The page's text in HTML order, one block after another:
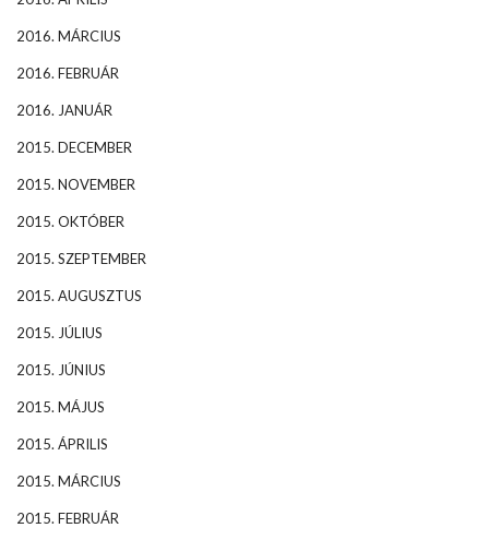
2016. MÁRCIUS
2016. FEBRUÁR
2016. JANUÁR
2015. DECEMBER
2015. NOVEMBER
2015. OKTÓBER
2015. SZEPTEMBER
2015. AUGUSZTUS
2015. JÚLIUS
2015. JÚNIUS
2015. MÁJUS
2015. ÁPRILIS
2015. MÁRCIUS
2015. FEBRUÁR